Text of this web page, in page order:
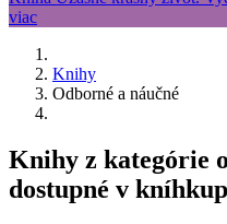
Knihy
Odborné a náučné
Knihy z kategórie
dostupné v